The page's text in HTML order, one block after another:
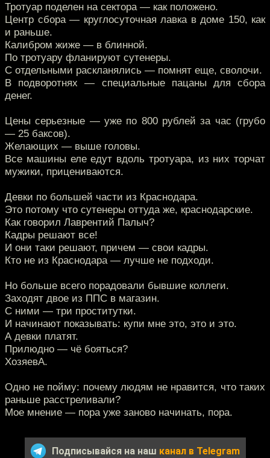
Тротуар поделен на сектора — как положено.
Центр сбора — круглосуточная лавка в доме 150, как
и раньше.
Калибром жиже — в блинной.
По тротуару фланируют сутенеры.
С отдельными раскланялись — помнят еще, сволочи.
В подворотнях — специальные пацаны для сбора
денег.
Цены серьезные — уже по 800 рублей за час (грубо
— 25 баксов).
Желающих — выше головы.
Все машины еле едут вдоль тротуара, из них торчат
мужики, прицениваются.
Девки по большей части из Краснодара.
Это потому что сутенеры оттуда же, краснодарские.
Как говорил Лаврентий Палыч?
Кадры решают все!
И они таки решают, причем — свои кадры.
Кто не из Краснодара — лучше не подходи.
Но больше всего порадовали бывшие коллеги.
Заходят двое из ППС в магазин.
С ними — три проститутки.
И начинают показывать: купи мне это, это и это.
А девки платят.
Прилюдно — чё бояться?
ХозяевА.
Одно не пойму: почему людям не нравится, что таких
раньше расстреливали?
Мое мнение — пора уже заново начинать, пора.
Подписывайся на наш канал в Telegram